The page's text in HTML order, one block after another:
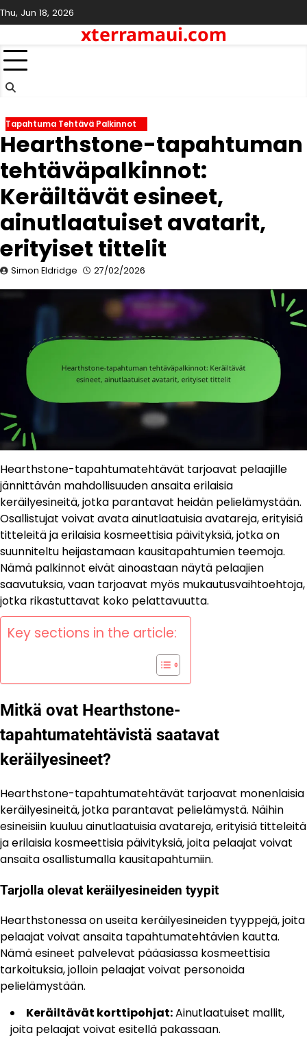
Skip
to
Thu, Jun 18, 2026
xterramaui.com
Tapahtuma Tehtävä Palkinnot
Hearthstone-tapahtuman
tehtäväpalkinnot:
Keräiltävät esineet,
ainutlaatuiset avatarit,
erityiset tittelit
Simon Eldridge 27/02/2026
Hearthstone-tapahtumatehtävät tarjoavat pelaajille
jännittävän mahdollisuuden ansaita erilaisia
keräilyesineitä, jotka parantavat heidän pelielämystään.
Osallistujat voivat avata ainutlaatuisia avatareja, erityisiä
titteleitä ja erilaisia kosmeettisia päivityksiä, jotka on
suunniteltu heijastamaan kausitapahtumien teemoja.
Nämä palkinnot eivät ainoastaan näytä pelaajien
saavutuksia, vaan tarjoavat myös mukautusvaihtoehtoja,
jotka rikastuttavat koko pelattavuutta.
Key sections in the article:
Mitkä ovat Hearthstone-
tapahtumatehtävistä saatavat
keräilyesineet?
Hearthstone-tapahtumatehtävät tarjoavat monenlaisia
keräilyesineitä, jotka parantavat pelielämystä. Näihin
esineisiin kuuluu ainutlaatuisia avatareja, erityisiä titteleitä
ja erilaisia kosmeettisia päivityksiä, joita pelaajat voivat
ansaita osallistumalla kausitapahtumiin.
Tarjolla olevat keräilyesineiden tyypit
Hearthstonessa on useita keräilyesineiden tyyppejä, joita
pelaajat voivat ansaita tapahtumatehtävien kautta.
Nämä esineet palvelevat pääasiassa kosmeettisia
tarkoituksia, jolloin pelaajat voivat personoida
pelielämystään.
Keräiltävät korttipohjat:Ainutlaatuiset mallit,
joita pelaajat voivat esitellä pakassaan.